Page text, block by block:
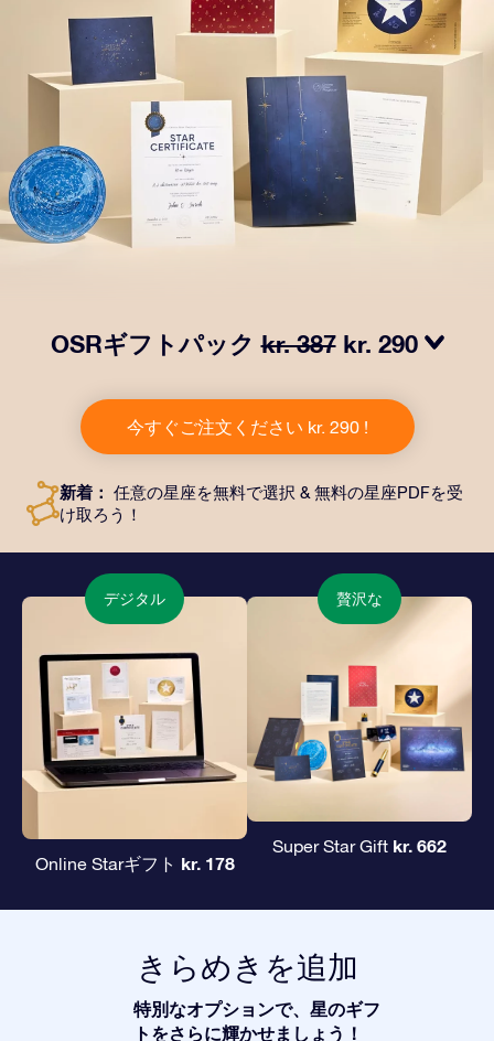
OSRギフトパックkr. 387 kr. 290
所に送付される美しい封筒とカスタマイズされたドキュ
メント、デジタルドキュメントが含まれている他、弊社
のアプリを無料で利用できます。大切や人や友達に永遠
今すぐご注文ください kr. 290 !
新着： 任意の星座を無料で選択 & 無料の星座PDFを受
け取ろう！
デジタル
Online Starギフト kr. 178
贅沢な
Super Star Gift kr. 662
きらめきを追加
特別なオプションで、星のギフ
トをさらに輝かせましょう！